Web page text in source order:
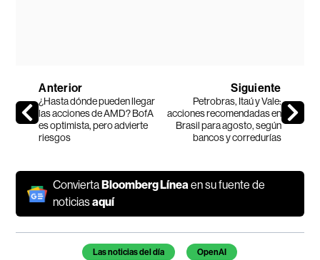
Anterior
¿Hasta dónde pueden llegar
las acciones de AMD? BofA
es optimista, pero advierte
riesgos
Siguiente
Petrobras, Itaú y Vale:
acciones recomendadas en
Brasil para agosto, según
bancos y corredurías
Convierta Bloomberg Líneaen su fuente de
noticiasaquí
Temas de este artículo
Las noticias del día OpenAI